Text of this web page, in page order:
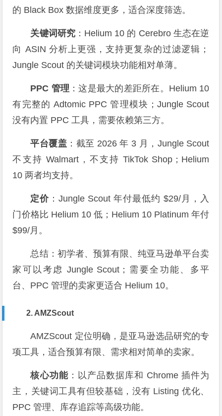
的 Black Box 数据维度更多，适合深度筛选。
关键词研究 ：Helium 10 的 Cerebro 生态在逆
向 ASIN 分析上更强，支持更复杂的过滤逻辑；
Jungle Scout 的关键词模块功能相对单薄。
PPC 管理 ：这是最大的差距所在。Helium 10
有完整的 Adtomic PPC 管理模块；Jungle Scout
没有内置 PPC 工具，需要依赖第三方。
平台覆盖 ：截至 2026 年 3 月，Jungle Scout
不支持 Walmart，不支持 TikTok Shop；Helium
10 两者均支持。
定价 ：Jungle Scout 年付最低约 $29/月，入
门价格比 Helium 10 低；Helium 10 Platinum 年付
$99/月。
总结：初学者、预算有限、纯亚马逊单平台卖
家可以考虑 Jungle Scout；需要全功能、多平
台、PPC 管理的卖家更适合 Helium 10。
2. AMZScout
AMZScout 定位明确，是亚马逊选品研究的专
项工具，适合预算有限、需求相对简单的卖家。
核心功能：以产品数据库和 Chrome 插件为
主，关键词工具有但较基础，没有 Listing 优化、
PPC 管理、库存追踪等高级功能。